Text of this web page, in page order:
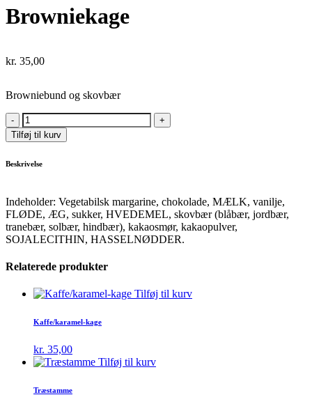
Browniekage
kr. 35,00
Browniebund og skovbær
Browniekage
quantity
Tilføj til kurv
Beskrivelse
Indeholder: Vegetabilsk margarine, chokolade, MÆLK, vanilje,
FLØDE, ÆG, sukker, HVEDEMEL, skovbær (blåbær, jordbær,
tranebær, solbær, hindbær), kakaosmør, kakaopulver,
SOJALECITHIN, HASSELNØDDER.
Relaterede produkter
Tilføj til kurv
Kaffe/karamel-kage
kr. 35,00
Tilføj til kurv
Træstamme